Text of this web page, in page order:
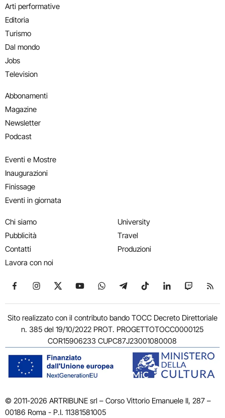
Arti performative
Editoria
Turismo
Dal mondo
Jobs
Television
Abbonamenti
Magazine
Newsletter
Podcast
Eventi e Mostre
Inaugurazioni
Finissage
Eventi in giornata
Chi siamo
Pubblicità
Contatti
Lavora con noi
University
Travel
Produzioni
Seguici su Facebook
Seguici su Instagram
Seguici su X
Seguici su YouTube
Seguici su WhatsApp
Seguici su Telegram
Seguici su TikTok
Seguici su
Seguici
Sito realizzato con il contributo bando TOCC Decreto Direttoriale
n. 385 del 19/10/2022 PROT. PROGETTOTOCC0000125
COR15906233 CUPC87J23001080008
© 2011-2026 ARTRIBUNE srl – Corso Vittorio Emanuele II, 287 –
00186 Roma - P.I. 11381581005